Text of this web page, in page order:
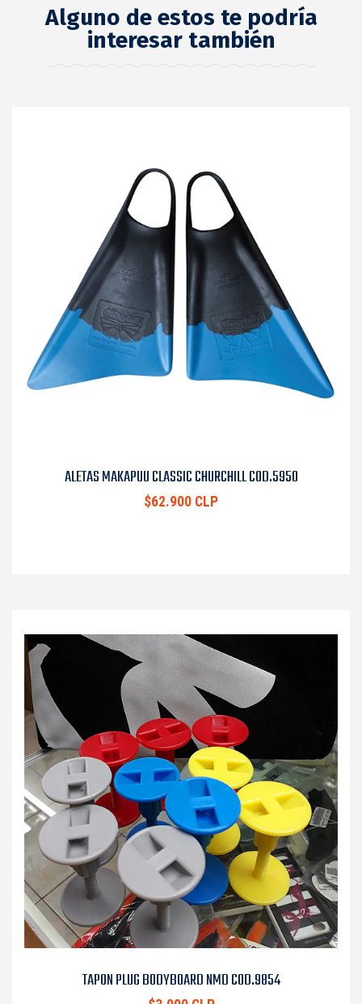
Alguno de estos te podría
interesar también
ALETAS MAKAPUU CLASSIC CHURCHILL COD.5950
$62.900 CLP
TAPON PLUG BODYBOARD NMD COD.9854